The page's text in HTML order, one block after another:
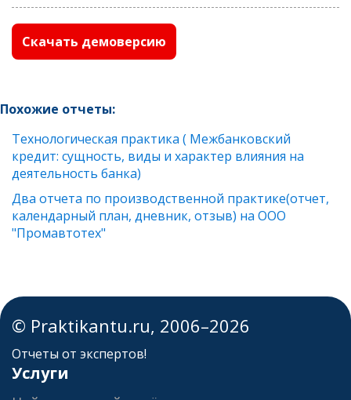
Скачать демоверсию
Похожие отчеты:
Технологическая практика ( Межбанковский
кредит: сущность, виды и характер влияния на
деятельность банка)
Два отчета по производственной практике(отчет,
календарный план, дневник, отзыв) на ООО
"Промавтотех"
© Praktikantu.ru, 2006–2026
Отчеты от экспертов!
Услуги